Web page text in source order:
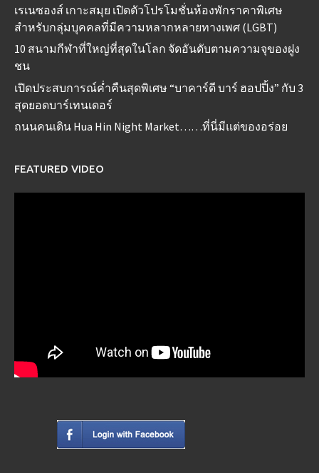
เรเนซองส์ เกาะสมุย เปิดตัวโปรโมชั่นห้องพักราคาพิเศษ
สำหรับกลุ่มบุคคลที่มีความหลากหลายทางเพศ (LGBT)
10 สนามกีฬาที่ใหญ่ที่สุดในโลก จัดอันดับตามความจุของฝูง
ชน
เปิดประสบการณ์ค่ำคืนสุดพิเศษ “บาคาร์ดี บาร์ ฮอปปิ้ง” กับ 3
สุดยอดบาร์เทนเดอร์
ถนนคนเดิน Hua Hin Night Market……ที่นี่มีแต่ของอร่อย
FEATURED VIDEO